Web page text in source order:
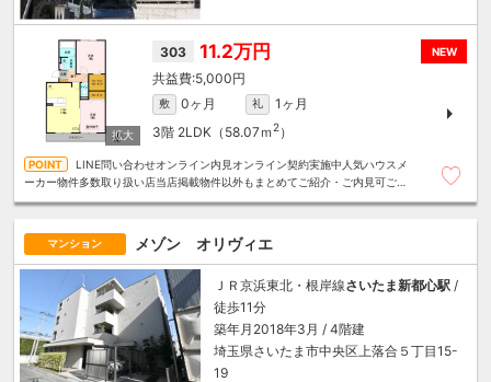
NEW
303 11.2万円
5,000円
敷 0ヶ月 礼
1ヶ月
3階 2LDK（58.07ｍ 2）
LINE問い合わせオンライン内見オンライン契約実施中人気ハウスメ
ーカー物件多数取り扱い店当店掲載物件以外もまとめてご紹介・ご内見可ご予
マンション メゾン オリヴィエ
ＪＲ京浜東北・根岸線さいたま新都心駅 /
徒歩11分
築年月2018年3月 / 4階建
埼玉県さいたま市中央区上落合５丁目15-
19